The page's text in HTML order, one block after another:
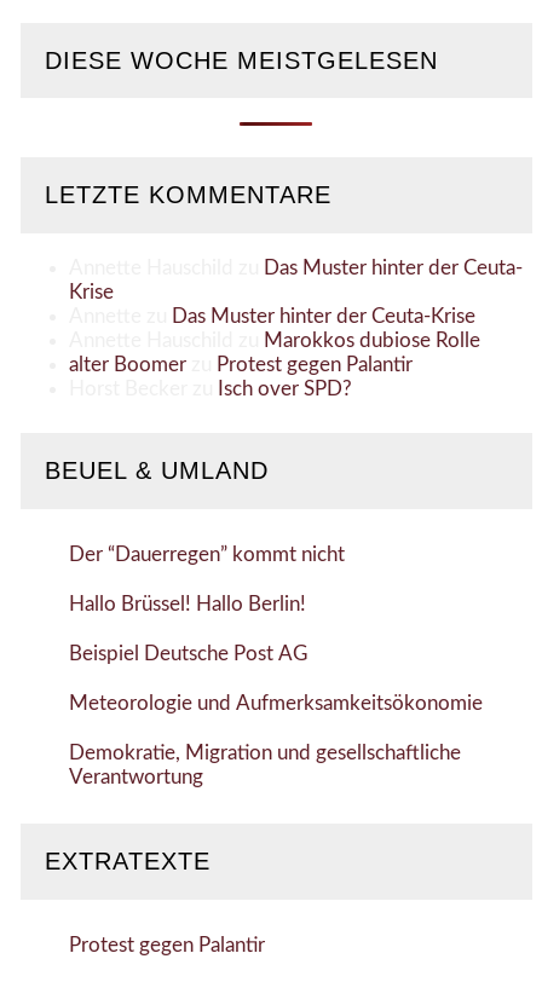
DIESE WOCHE MEISTGELESEN
LETZTE KOMMENTARE
Das Muster hinter der Ceuta-
Krise
Das Muster hinter der Ceuta-Krise
Marokkos dubiose Rolle
alter Boomerzu
Protest gegen Palantir
Isch over SPD?
BEUEL & UMLAND
Der “Dauerregen” kommt nicht
Hallo Brüssel! Hallo Berlin!
Beispiel Deutsche Post AG
Meteorologie und Aufmerksamkeitsökonomie
Demokratie, Migration und gesellschaftliche
Verantwortung
EXTRATEXTE
Protest gegen Palantir